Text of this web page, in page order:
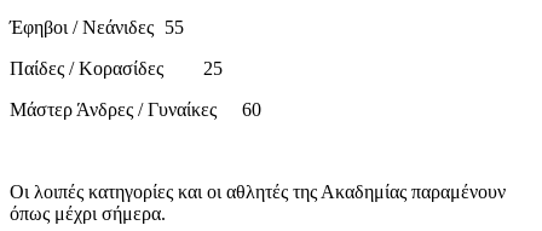
Έφηβοι / Νεάνιδες 55
Παίδες / Κορασίδες
25
Μάστερ Άνδρες / Γυναίκες
60
Οι λοιπές κατηγορίες και οι αθλητές της Ακαδημίας παραμένουν
όπως μέχρι σήμερα.